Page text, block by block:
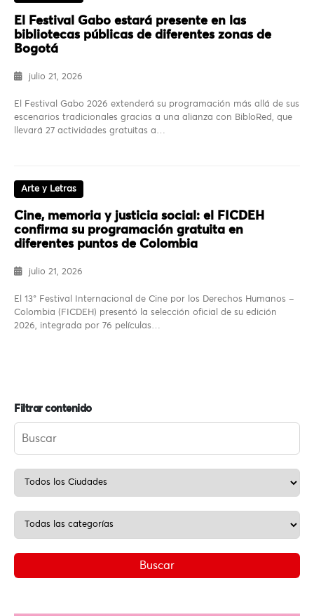
El Festival Gabo estará presente en las
bibliotecas públicas de diferentes zonas de
Bogotá
julio 21, 2026
El Festival Gabo 2026 extenderá su programación más allá de sus
escenarios tradicionales gracias a una alianza con BibloRed, que
llevará 27 actividades gratuitas a…
Arte y Letras
Cine, memoria y justicia social: el FICDEH
confirma su programación gratuita en
diferentes puntos de Colombia
julio 21, 2026
El 13° Festival Internacional de Cine por los Derechos Humanos –
Colombia (FICDEH) presentó la selección oficial de su edición
2026, integrada por 76 películas…
Filtrar contenido